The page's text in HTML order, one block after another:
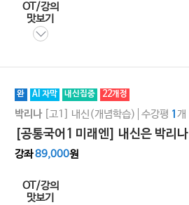
OT/강의
맛보기
완 AI 자막 내신집중 22개정
박리나 [고1] 내신(개념학습) 수강평 1 개
[공통국어1 미래엔] 내신은 박리나
강좌89,000원
OT/강의
맛보기